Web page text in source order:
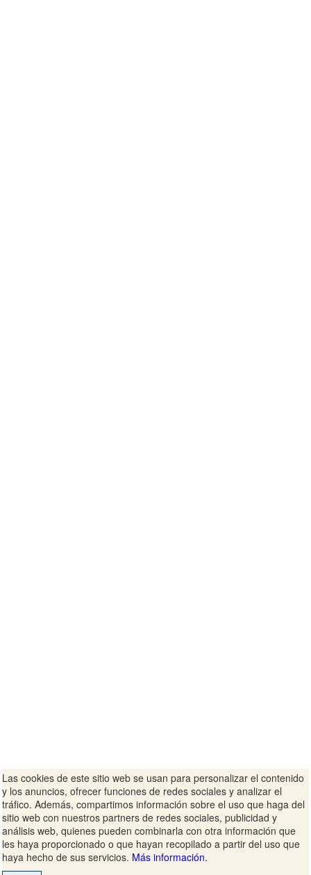
Las cookies de este sitio web se usan para personalizar el contenido
y los anuncios, ofrecer funciones de redes sociales y analizar el
tráfico. Además, compartimos información sobre el uso que haga del
sitio web con nuestros partners de redes sociales, publicidad y
análisis web, quienes pueden combinarla con otra información que
les haya proporcionado o que hayan recopilado a partir del uso que
haya hecho de sus servicios. Más información.